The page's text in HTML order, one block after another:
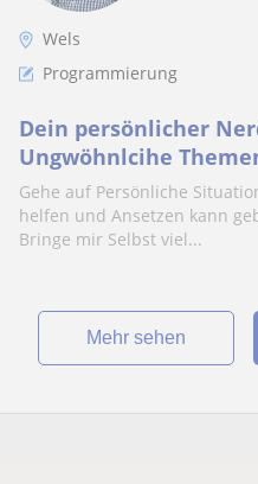
Wels
Programmierung
Dein persönlicher
Ungwöhnlcihe
Gehe auf Persönliche
helfen und Ansetzen kann
Bringe mir Selbst viel...
Mehr sehen